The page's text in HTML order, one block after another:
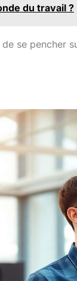
du travail ?
se pencher